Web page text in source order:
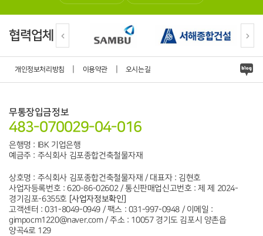
협력업체
개인정보처리방침 이용약관 오시는길
상호명 : 주식회사 김포종합건축철물자재 / 대표자 : 김현호
사업자등록번호 : 620-86-02602 / 통신판매업신고번호 : 제 제 2024-
경기김포-6355호 [사업자정보확인]
고객센터 : 031-8049-0949 / 팩스 : 031-997-0948 / 이메일 :
gimpocm1220@naver.com / 주소 : 10057 경기도 김포시 양촌읍
양곡4로 129
무통장입금정보
483-070029-04-016
은행명 : IBK 기업은행
예금주 : 주식회사 김포종합건축철물자재